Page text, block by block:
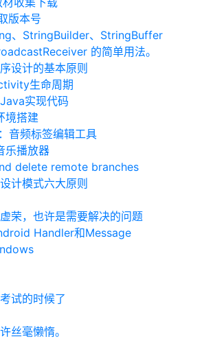
版本号
、StringBuilder、StringBuffer
的简单用法。
设计的基本原则
生命周期
实现代码
境搭建
音频标签编辑工具
乐播放器
delete remote branches
计模式六大原则
荣，也许是需要解决的问题
Handler和Message
试的时候了
丝毫懒惰。